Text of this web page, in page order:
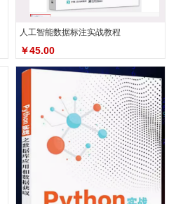
人工智能数据标注实战教程
￥45.00